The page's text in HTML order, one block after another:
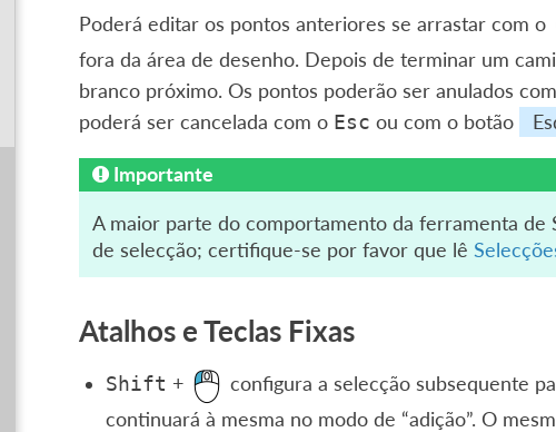
Poderá editar os pontos anteriores se arrastar com o
fora da área de desenho. Depois de terminar um
branco próximo. Os pontos poderão ser anulados
poderá ser cancelada com o Esc ou com o botão
Importante
A maior parte do comportamento da ferramenta de
de selecção; certifique-se por favor que lê
Atalhos e Teclas Fixas
Shift + configura a selecção subsequente
continuará à mesma no modo de “adição”. O